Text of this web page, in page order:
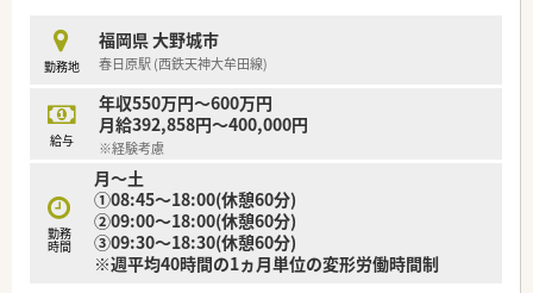
寧な対応ができ、チームワークを重んじていただける方を求めて
います。
【法人特徴について】
■創業100年を超える老舗企業として、佐賀県を中心に九州から
関東まで調剤薬局やドラッグストアなど80店舗以上を展開して
います。
■「薬のいらないくらしを提案する」という独自コンセプトを掲
げ、病気にならないための健康サポートや福祉事業にも注力して
います。
■現場の声を大切にする社風があり、定期的な社内アンケートを
通じて労働環境の改善を継続的に行い、離職率の低下を実現して
勤務地
福岡県 大野城市
春日原駅 (西鉄天神大牟田線)
給与
年収550万円～600万円
月給392,858円～400,000円
※経験考慮
勤務
時間
月～土
①08:45～18:00(休憩60分)
②09:00～18:00(休憩60分)
③09:30～18:30(休憩60分)
※週平均40時間の1ヵ月単位の変形労働時間制